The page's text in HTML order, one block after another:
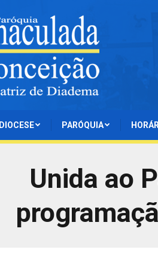
DIOCESE PARÓQUIA
Unida ao